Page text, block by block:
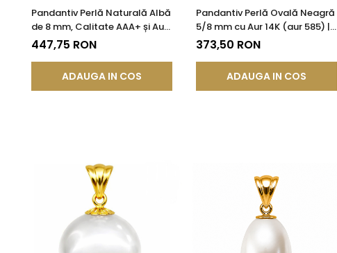
Pandantiv Perlă Naturală Albă
de 8 mm, Calitate AAA+ și Aur
14K (aur 585) | KASKADDA®
447,75 RON
ADAUGA IN COS
Pandantiv Perlă Ovală Neagră
5/8 mm cu Aur 14K (aur 585) |
KASKADDA®
373,50 RON
ADAUGA IN COS